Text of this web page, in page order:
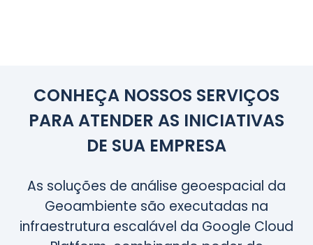
CONHEÇA NOSSOS SERVIÇOS
PARA ATENDER AS INICIATIVAS
DE SUA EMPRESA
As soluções de análise geoespacial da
Geoambiente são executadas na
infraestrutura escalável da Google Cloud